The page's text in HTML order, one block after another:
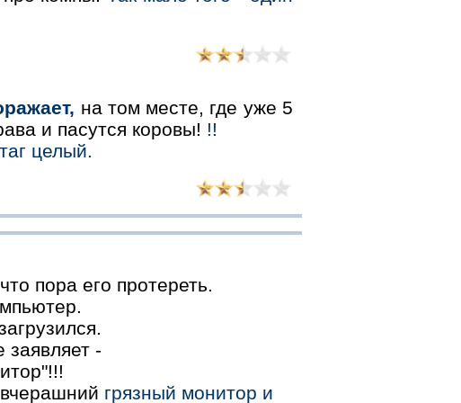
на том месте, где уже 5
и пасутся коровы! !!
целый.
пора его протереть.
заявляет -
грязный монитор и